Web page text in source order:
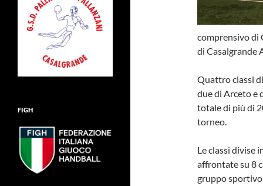
comprensivo di
di Casalgrande
Quattro classi
due di Arceto e
totale di più di
torneo.
Le classi divise
affrontate su 8
gruppo sportivo
FIGH